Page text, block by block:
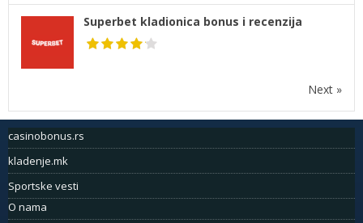
Superbet kladionica bonus i recenzija
Next »
casinobonus.rs
kladenje.mk
Sportske vesti
O nama